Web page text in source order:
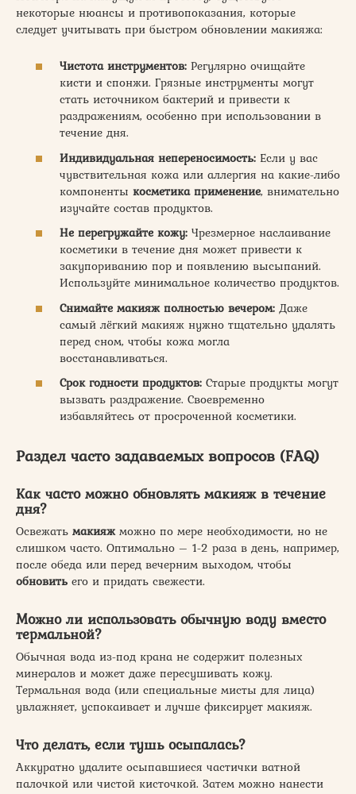
некоторые нюансы и противопоказания, которые
следует учитывать при быстром обновлении макияжа:
Чистота инструментов: Регулярно очищайте
кисти и спонжи. Грязные инструменты могут
стать источником бактерий и привести к
раздражениям, особенно при использовании в
течение дня.
Индивидуальная непереносимость: Если у вас
чувствительная кожа или аллергия на какие-либо
компоненты косметика применение, внимательно
изучайте состав продуктов.
Не перегружайте кожу: Чрезмерное наслаивание
косметики в течение дня может привести к
закупориванию пор и появлению высыпаний.
Используйте минимальное количество продуктов.
Снимайте макияж полностью вечером: Даже
самый лёгкий макияж нужно тщательно удалять
перед сном, чтобы кожа могла
восстанавливаться.
Срок годности продуктов: Старые продукты могут
вызвать раздражение. Своевременно
избавляйтесь от просроченной косметики.
Раздел часто задаваемых вопросов (FAQ)
Как часто можно обновлять макияж в течение
дня?
Освежать макияжможно по мере необходимости, но не
слишком часто. Оптимально – 1-2 раза в день, например,
после обеда или перед вечерним выходом, чтобы
обновить его и придать свежести.
Можно ли использовать обычную воду вместо
термальной?
Обычная вода из-под крана не содержит полезных
минералов и может даже пересушивать кожу.
Термальная вода (или специальные мисты для лица)
увлажняет, успокаивает и лучше фиксирует макияж.
Что делать, если тушь осыпалась?
Аккуратно удалите осыпавшиеся частички ватной
палочкой или чистой кисточкой. Затем можно нанести